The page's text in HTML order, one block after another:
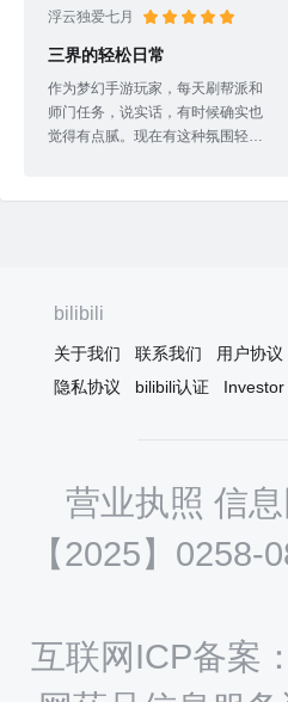
浮云独爱七月
三界的轻松日常
作为梦幻手游玩家，每天刷帮派和
师门任务，说实话，有时候确实也
觉得有点腻。现在有这种氛围轻松
出来。后面科普的知识对我是真的
了解一下理科的知识，这种反差我
也挺喜欢的。总体观看的感觉有一
点点像看《工作细胞》，看上去是
bilibili
关于我们 联系我们 用户协议
隐私协议
bilibili认证
营业执照 信
【2025】0258-
互联网ICP备案